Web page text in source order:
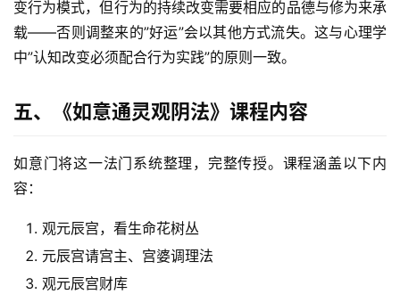
变行为模式，但行为的持续改变需要相应的品德与修为来承
载——否则调整来的”好运”会以其他方式流失。这与心理学
中”认知改变必须配合行为实践”的原则一致。
五、《如意通灵观阴法》课程内容
如意门将这一法门系统整理，完整传授。课程涵盖以下内
容：
观元辰宫，看生命花树丛
元辰宫请宫主、宫婆调理法
观元辰宫财库